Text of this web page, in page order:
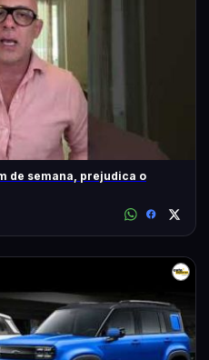
de semana, prejudica o